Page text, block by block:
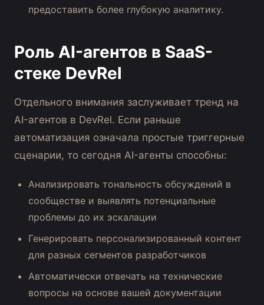
предоставить более глубокую аналитику.
Роль AI-агентов в SaaS-
стеке DevRel
Отдельного внимания заслуживает тренд на
AI-агентов в DevRel. Если раньше
автоматизация означала простые триггерные
сценарии, то сегодня AI-агенты способны:
Анализировать тональность обсуждений в
сообществе и выявлять потенциальные
проблемы до их эскалации
Генерировать персонализированный контент
для разных сегментов разработчиков
Автоматически отвечать на технические
вопросы на основе вашей документации